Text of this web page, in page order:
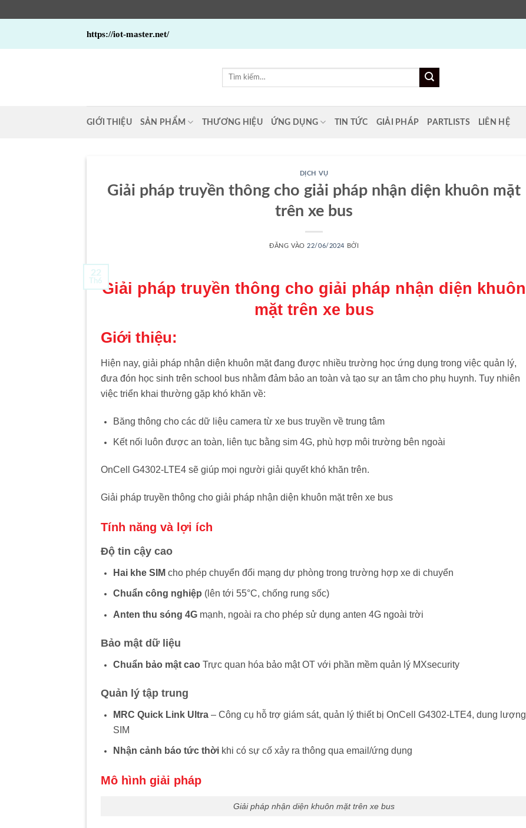
https://iot-master.net/
Tìm
GIỚI THIỆU SẢN PHẨM THƯƠNG HIỆU ỨNG DỤNG TIN TỨC GIẢI PHÁP PARTLISTS LIÊN HỆ
DỊCH VỤ
Giải pháp truyền thông cho giải pháp nhận diện khuôn mặt
trên xe bus
ĐĂNG VÀO 22/06/2024 BỞI
22
Th6Giải pháp truyền thông cho giải pháp nhận diện khuôn
mặt trên xe bus
Giới thiệu:
Hiện nay, giải pháp nhận diện khuôn mặt đang được nhiều trường học ứng dụng trong việc quản lý,
đưa đón học sinh trên school bus nhằm đảm bảo an toàn và tạo sự an tâm cho phụ huynh. Tuy nhiên
việc triển khai thường gặp khó khăn về:
Băng thông cho các dữ liệu camera từ xe bus truyền về trung tâm
Kết nối luôn được an toàn, liên tục bằng sim 4G, phù hợp môi trường bên ngoài
OnCell G4302-LTE4 sẽ giúp mọi người giải quyết khó khăn trên.
Giải pháp truyền thông cho giải pháp nhận diện khuôn mặt trên xe bus
Tính năng và lợi ích
Độ tin cậy cao
Hai khe SIM cho phép chuyển đổi mạng dự phòng trong trường hợp xe di chuyển
Chuẩn công nghiệp (lên tới 55°C, chống rung sốc)
Anten thu sóng 4G mạnh, ngoài ra cho phép sử dụng anten 4G ngoài trời
Bảo mật dữ liệu
Chuẩn bảo mật cao Trực quan hóa bảo mật OT với phần mềm quản lý MXsecurity
Quản lý tập trung
MRC Quick Link Ultra – Công cụ hỗ trợ giám sát, quản lý thiết bị OnCell G4302-LTE4, dung lượng
SIM
Nhận cảnh báo tức thời khi có sự cố xảy ra thông qua email/ứng dụng
Mô hình giải pháp
Giải pháp nhận diện khuôn mặt trên xe bus